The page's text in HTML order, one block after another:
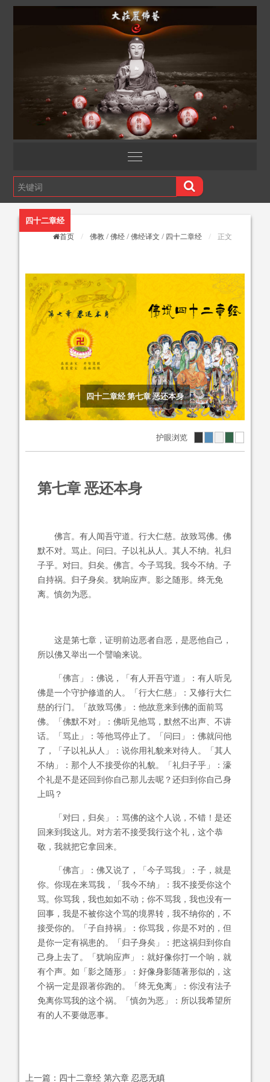
四十二章经
首页 佛教/佛经/佛经译文 / 四十二章经 正文
四十二章经 第七章 恶还本身
护眼浏览
第七章 恶还本身
佛言。有人闻吾守道。行大仁慈。故致骂佛。佛
默不对。骂止。问曰。子以礼从人。其人不纳。礼归
子乎。对曰。归矣。佛言。今子骂我。我今不纳。子
自持祸。归子身矣。犹响应声。影之随形。终无免
离。慎勿为恶。
这是第七章，证明前边恶者自恶，是恶他自己，
所以佛又举出一个譬喻来说。
「佛言」：佛说，「有人开吾守道」：有人听见
佛是一个守护修道的人。「行大仁慈」：又修行大仁
慈的行门。「故致骂佛」：他故意来到佛的面前骂
佛。「佛默不对」：佛听见他骂，默然不出声、不讲
话。「骂止」：等他骂停止了。「问曰」：佛就问他
了，「子以礼从人」：说你用礼貌来对待人。「其人
不纳」：那个人不接受你的礼貌。「礼归子乎」：濠
个礼是不是还回到你自己那儿去呢？还归到你自己身
上吗？
「对曰，归矣」：骂佛的这个人说，不错！是还
回来到我这儿。对方若不接受我行这个礼，这个恭
敬，我就把它拿回来。
「佛言」：佛又说了，「今子骂我」：子，就是
你。你现在来骂我，「我今不纳」：我不接受你这个
骂。你骂我，我也如如不动；你不骂我，我也没有一
回事，我是不被你这个骂的境界转，我不纳你的，不
接受你的。「子自持祸」：你骂我，你是不对的，但
是你一定有祸患的。「归子身矣」：把这祸归到你自
己身上去了。「犹响应声」：就好像你打一个响，就
有个声。如「影之随形」：好像身影随著形似的，这
个祸一定是跟著你跑的。「终无免离」：你没有法子
免离你骂我的这个祸。「慎勿为恶」：所以我希望所
有的人不要做恶事。
上一篇： 四十二章经 第六章 忍恶无瞋